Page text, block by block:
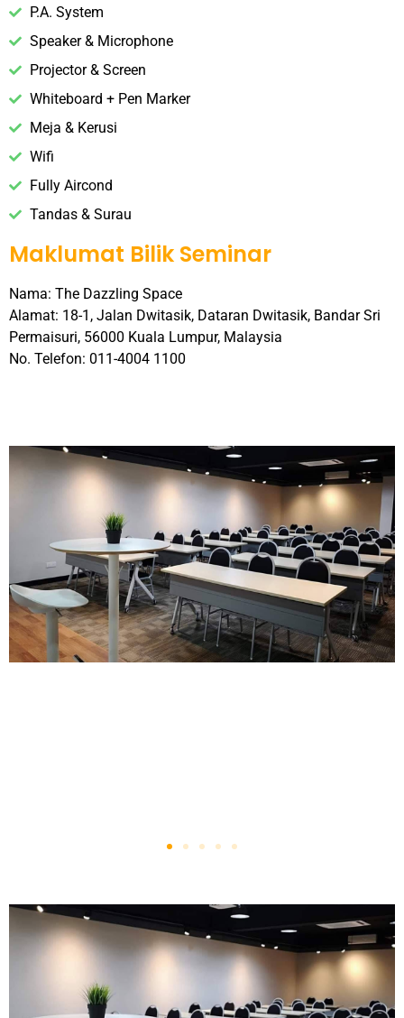
P.A. System
Speaker & Microphone
Projector & Screen
Whiteboard + Pen Marker
Meja & Kerusi
Wifi
Fully Aircond
Tandas & Surau
Maklumat Bilik Seminar
Nama: The Dazzling Space
Alamat: 18-1, Jalan Dwitasik, Dataran Dwitasik, Bandar Sri
Permaisuri, 56000 Kuala Lumpur, Malaysia
No. Telefon: 011-4004 1100